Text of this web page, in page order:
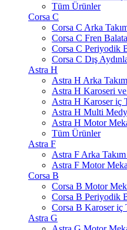
Tüm Ürünler
Corsa C
Corsa C Arka
Corsa C Fren
Corsa C Periyodik
Corsa C Dış
Astra H
Astra H Arka
Astra H Karoseri
Astra H Karoser iç
Astra H Multi
Astra H Motor
Tüm Ürünler
Astra F
Astra F Arka
Astra F Motor
Corsa B
Corsa B Motor
Corsa B Periyodik
Corsa B Karoser iç
Astra G